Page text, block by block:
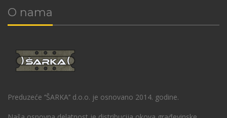
O nama
Preduzeće ‘’ŠARKA’’ d.o.o. je osnovano 2014. godine.